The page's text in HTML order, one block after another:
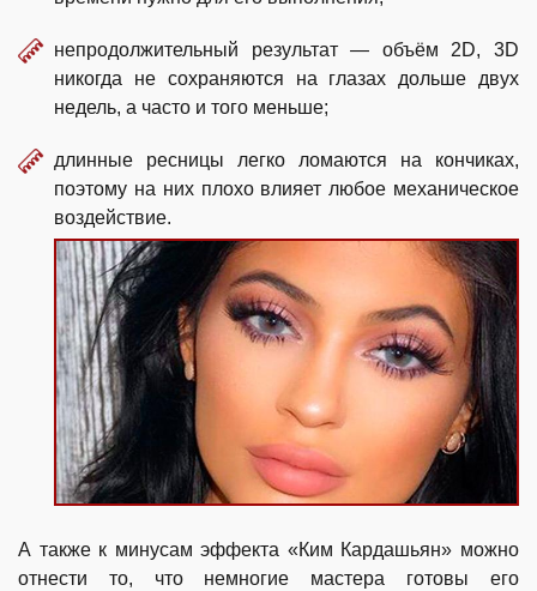
непродолжительный результат — объём 2D, 3D
никогда не сохраняются на глазах дольше двух
недель, а часто и того меньше;
длинные ресницы легко ломаются на кончиках,
поэтому на них плохо влияет любое механическое
воздействие.
А также к минусам эффекта «Ким Кардашьян» можно
отнести то, что немногие мастера готовы его